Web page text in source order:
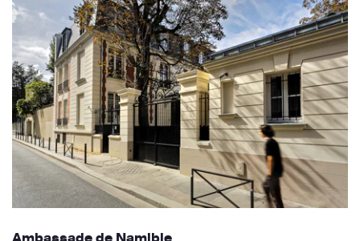
Ambassade de Namibie